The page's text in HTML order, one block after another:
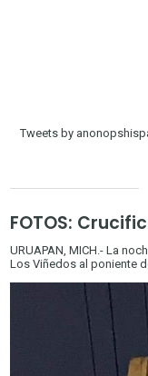
Tweets by
FOTOS:
URUAPAN, MICH.- La
Los Viñedos al poniente